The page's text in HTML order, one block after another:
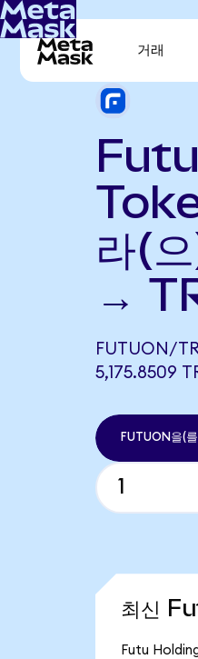
거래
라(
→
FUTUON/
5,175.8509
FUTUON을(
최신
Futu